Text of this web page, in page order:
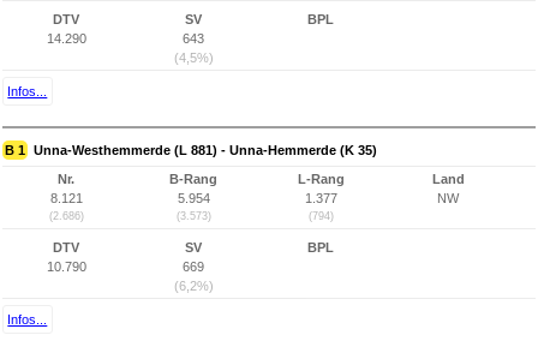
DTV
14.290
SV
643
(4,5%)
BPL
Infos...
B 1 Unna-Westhemmerde (L 881) - Unna-Hemmerde (K 35)
Nr.
8.121
(2.686)
B-Rang
5.954
(3.573)
L-Rang
1.377
(794)
Land
NW
DTV
10.790
SV
669
(6,2%)
BPL
Infos...